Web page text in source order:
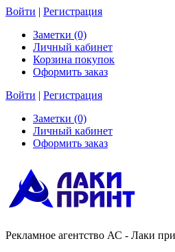
Войти | Регистрация
Заметки (0)
Личный кабинет
Корзина покупок
Оформить заказ
Войти | Регистрация
Заметки (0)
Личный кабинет
Оформить заказ
Рекламное агентство АС - Лаки